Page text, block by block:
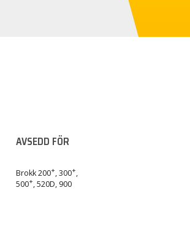
AVSEDD FÖR
Brokk 200+, 300+,
500+, 520D, 900